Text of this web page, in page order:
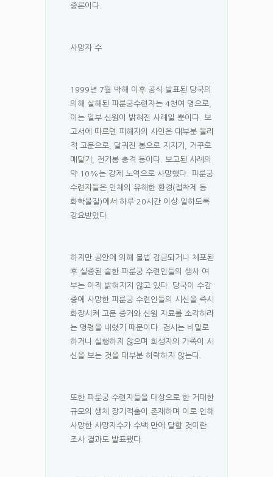
중론이다.
사망자 수
1999년 7월 박해 이후 공식 발표된 당국의
의해 살해된 파룬궁수련자는 4천여 명으로,
이는 일부 신원이 밝혀진 사례일 뿐이다. 보
고서에 따르면 피해자의 사인은 대부분 물리
적 고문으로, 달궈진 봉으로 지지기, 거꾸로
매달기, 전기봉 충격 등이다. 보고된 사례의
약 10%는 강제 노역으로 사망했다. 파룬궁
수련자들은 인체의 유해한 환경(접착제 등
화학물질)에서 하루 20시간 이상 일하도록
강요받았다.
하지만 공안에 의해 불법 감금되거나 체포된
후 실종된 숱한 파룬궁 수련인들의 생사 여
부는 아직 밝혀지지 않고 있다. 당국이 수감
중에 사망한 파룬궁 수련인들의 시신을 즉시
화장시켜 고문 증거와 신원 자료를 소각하라
는 명령을 내렸기 때문이다. 검시는 비밀로
하거나 실행하지 않으며 희생자의 가족이 시
신을 보는 것을 대부분 허락하지 않는다.
또한 파룬궁 수련자들을 대상으로 한 거대한
규모의 생체 장기적출이 존재하며 이로 인해
사망한 사망자수가 수백 만에 달할 것이란
조사 결과도 발표됐다.